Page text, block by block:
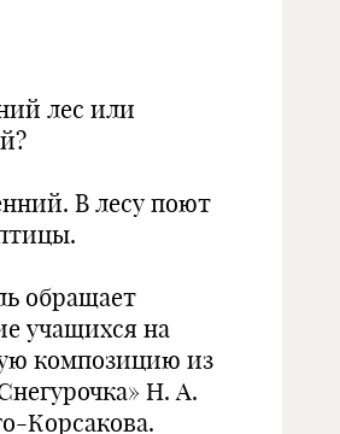
лес или
В лесу поют
обращает
учащихся на
композицию из
Н. А.
Корсакова.